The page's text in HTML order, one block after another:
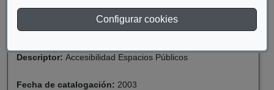
Configurar cookies
Año de publicación:2003
Descriptor: Accesibilidad Espacios Públicos
Fecha de catalogación: 2003